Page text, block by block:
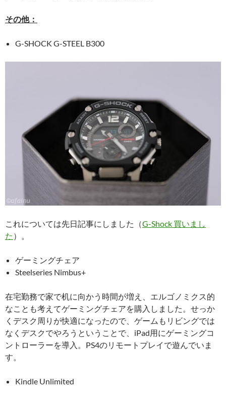
その他：
G-SHOCK G-STEEL B300
これについては先日記事にしました（G-Shock 買いまし
た ）。
ゲーミングチェア
Steelseries Nimbus+
在宅勤務で家で机に向かう時間が増え、エルゴノミクス的
なことも考えてゲーミングチェアを購入しました。せっか
くデスク周りが快適になったので、ゲームもリビングでは
なくデスクでやろうということで、iPad用にゲーミングコ
ントローラーを導入。PS4のリモートプレイで遊んでいま
す。
Kindle Unlimited